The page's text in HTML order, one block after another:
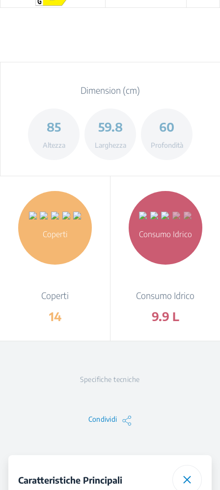
Dimension (cm)
85
Altezza
59.8
Larghezza
60
Profondità
Coperti
Coperti
14
Consumo Idrico
Consumo Idrico
9.9 L
Specifiche tecniche
Condividi
Caratteristiche Principali